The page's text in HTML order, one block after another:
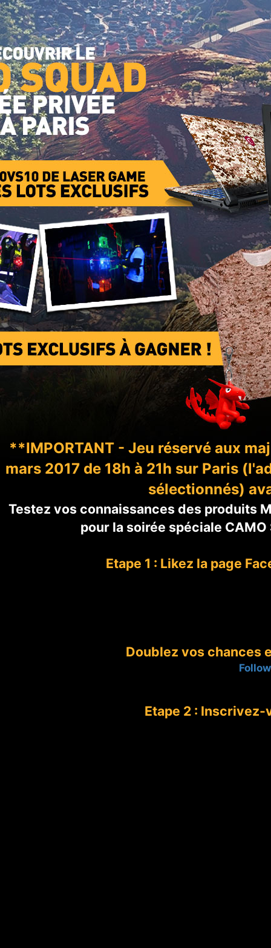
**IMPORTANT - Jeu réservé aux
mars 2017 de 18h à 21h sur Paris
sélectionnés)
Testez vos connaissances des produits
pour la soirée spéciale CAMO
Etape 1 : Likez la page
Doublez vos chances
Etape 2 : Inscrivez-